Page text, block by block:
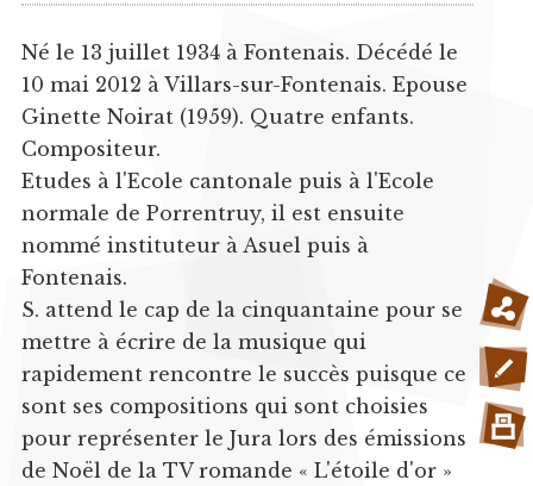
Né le 13 juillet 1934 à Fontenais. Décédé le
10 mai 2012 à Villars-sur-Fontenais. Epouse
Ginette Noirat (1959). Quatre enfants.
Compositeur.
Etudes à l'Ecole cantonale puis à l'Ecole
normale de Porrentruy, il est ensuite
nommé instituteur à Asuel puis à
Fontenais.
S. attend le cap de la cinquantaine pour se
mettre à écrire de la musique qui
rapidement rencontre le succès puisque ce
sont ses compositions qui sont choisies
pour représenter le Jura lors des émissions
de Noël de la TV romande « L'étoile d'or »